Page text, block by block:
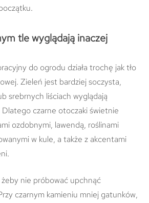
tle wyglądają inaczej
do ogrodu działa trochę jak tło
Zieleń jest bardziej soczysta,
srebrnych liściach wyglądają
Dlatego czarne otoczaki świetnie
ozdobnymi, lawendą, roślinami
w kule, a także z akcentami
nie próbować upchnąć
czarnym kamieniu mniej gatunków,